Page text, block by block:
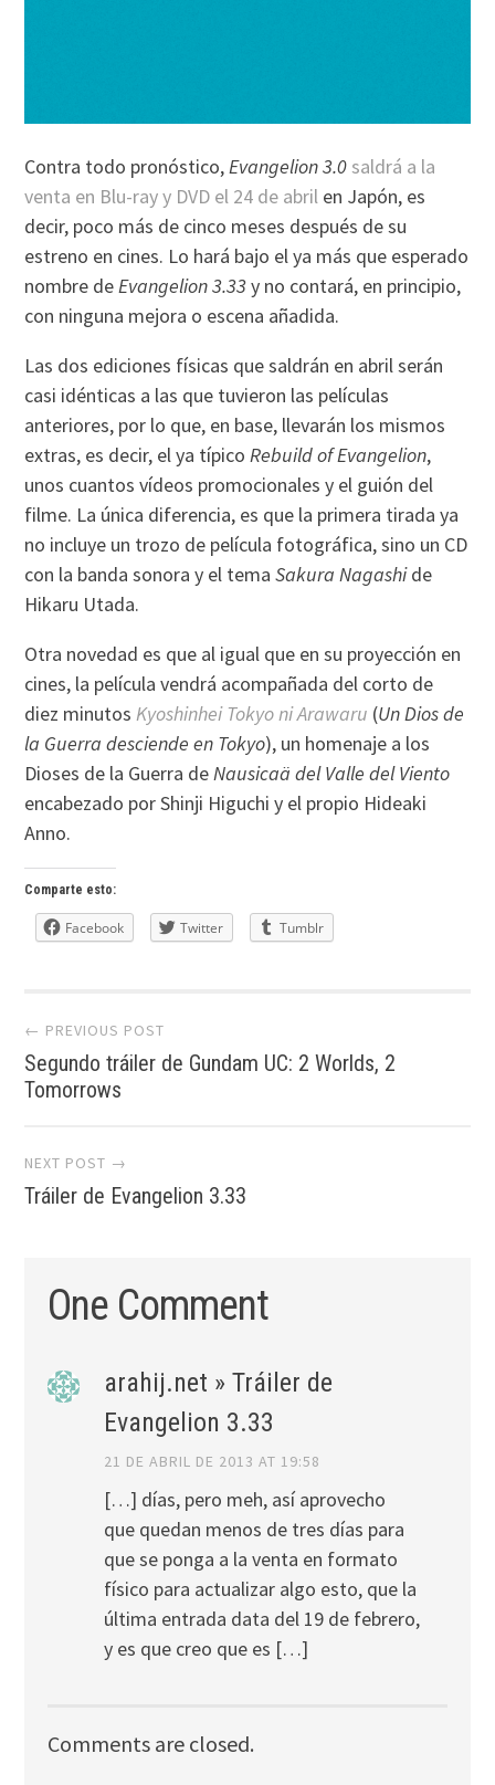
Contra todo pronóstico,Evangelion 3.0 saldrá a la
venta en Blu-ray y DVD el 24 de abril en Japón, es
decir, poco más de cinco meses después de su
estreno en cines. Lo hará bajo el ya más que esperado
nombre deEvangelion 3.33y no contará, en principio,
con ninguna mejora o escena añadida.
Las dos ediciones físicas que saldrán en abril serán
casi idénticas a las que tuvieron las películas
anteriores, por lo que, en base, llevarán los mismos
extras, es decir, el ya típicoRebuild of Evangelion,
unos cuantos vídeos promocionales y el guión del
filme. La única diferencia, es que la primera tirada ya
no incluye un trozo de película fotográfica, sino un CD
con la banda sonora y el temaSakura Nagashide
Hikaru Utada.
Otra novedad es que al igual que en su proyección en
cines, la película vendrá acompañada del corto de
diez minutosKyoshinhei Tokyo ni Arawaru (Un Dios de
la Guerra desciende en Tokyo), un homenaje a los
Dioses de la Guerra deNausicaä del Valle del Viento
encabezado por Shinji Higuchi y el propio Hideaki
Anno.
Comparte esto:
Facebook Twitter Tumblr
Post
navigation
← PREVIOUS POST
Segundo tráiler de Gundam UC: 2 Worlds, 2
Tomorrows
NEXT POST →
Tráiler de Evangelion 3.33
One Comment
arahij.net » Tráiler de
Evangelion 3.33
21 DE ABRIL DE 2013 AT 19:58
[…] días, pero meh, así aprovecho
que quedan menos de tres días para
que se ponga a la venta en formato
físico para actualizar algo esto, que la
última entrada data del 19 de febrero,
y es que creo que es […]
Comments are closed.